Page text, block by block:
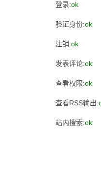
登录:ok
验证身份:ok
注销:ok
发表评论:ok
查看权限:ok
查看RSS输出:
站内搜索:ok